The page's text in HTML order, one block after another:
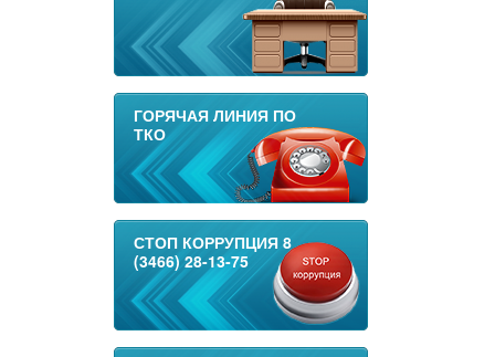
ГОРЯЧАЯ ЛИНИЯ ПО
ТКО
СТОП КОРРУПЦИЯ 8
(3466) 28-13-75